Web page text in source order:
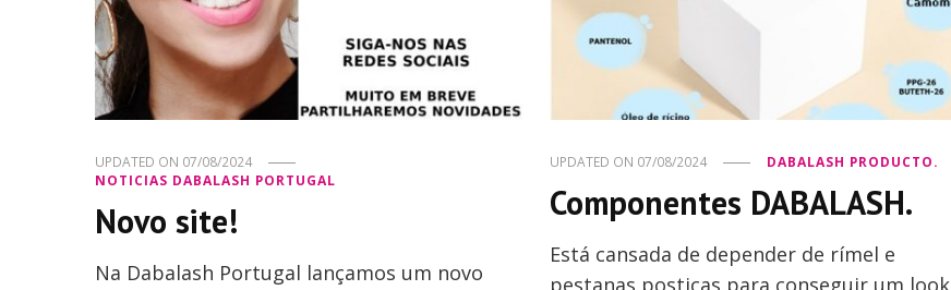
UPDATED ON 07/08/2024
NOTICIAS DABALASH PORTUGAL
Novo site!
Na Dabalash Portugal lançamos um novo
UPDATED ON 07/08/2024 DABALASH PRODUCTO.
Componentes DABALASH.
Está cansada de depender de rímel e
pestanas postiças para conseguir um look